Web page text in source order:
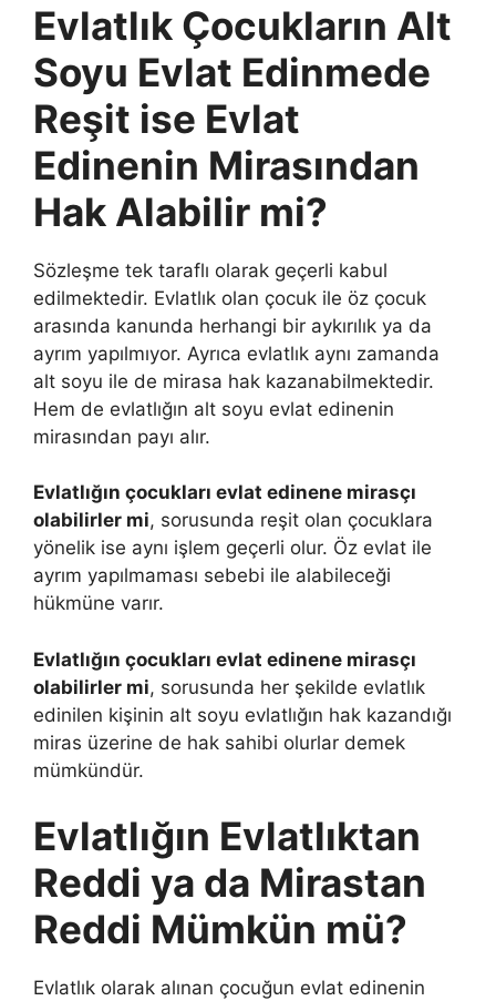
Evlatlık Çocukların Alt
Soyu Evlat Edinmede
Reşit ise Evlat
Edinenin Mirasından
Hak Alabilir mi?
Sözleşme tek taraflı olarak geçerli kabul
edilmektedir. Evlatlık olan çocuk ile öz çocuk
arasında kanunda herhangi bir aykırılık ya da
ayrım yapılmıyor. Ayrıca evlatlık aynı zamanda
alt soyu ile de mirasa hak kazanabilmektedir.
Hem de evlatlığın alt soyu evlat edinenin
mirasından payı alır.
Evlatlığın çocukları evlat edinene mirasçı
olabilirler mi, sorusunda reşit olan çocuklara
yönelik ise aynı işlem geçerli olur. Öz evlat ile
ayrım yapılmaması sebebi ile alabileceği
hükmüne varır.
Evlatlığın çocukları evlat edinene mirasçı
olabilirler mi, sorusunda her şekilde evlatlık
edinilen kişinin alt soyu evlatlığın hak kazandığı
miras üzerine de hak sahibi olurlar demek
mümkündür.
Evlatlığın Evlatlıktan
Reddi ya da Mirastan
Reddi Mümkün mü?
Evlatlık olarak alınan çocuğun evlat edinenin